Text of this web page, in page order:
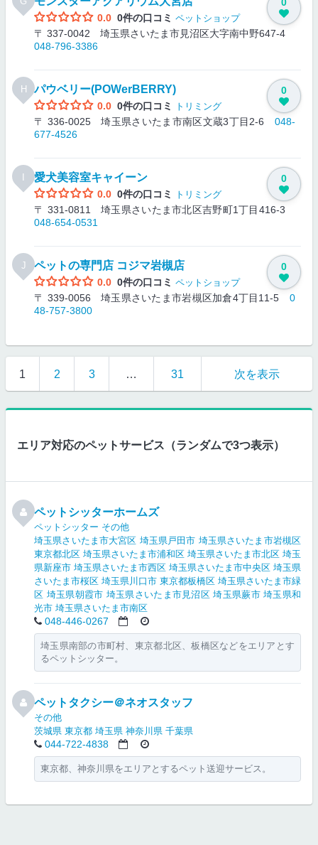
0.0 0件の口コミ ペットショップ
〒 337-0042 埼玉県さいたま市見沼区大字南中野647-4
048-796-3386
H パウベリー(POWerBERRY)
0.0 0件の口コミ トリミング
〒 336-0025 埼玉県さいたま市南区文蔵3丁目2-6 048-
677-4526
0
愛犬美容室キャイーン
0.0 0件の口コミ トリミング
〒 331-0811 埼玉県さいたま市北区吉野町1丁目416-3
048-654-0531
0
J ペットの専門店 コジマ岩槻店
0.0 0件の口コミ ペットショップ
〒 339-0056 埼玉県さいたま市岩槻区加倉4丁目11-5 0
48-757-3800
0
1 2 3 … 31 次を表示
エリア対応のペットサービス（ランダムで3つ表示）
ペットシッターホームズ
ペットシッター その他
埼玉県さいたま市大宮区 埼玉県戸田市 埼玉県さいたま市岩槻区
東京都北区 埼玉県さいたま市浦和区 埼玉県さいたま市北区 埼玉
県新座市 埼玉県さいたま市西区 埼玉県さいたま市中央区 埼玉県
さいたま市桜区 埼玉県川口市 東京都板橋区 埼玉県さいたま市緑
区 埼玉県朝霞市 埼玉県さいたま市見沼区 埼玉県蕨市 埼玉県和
光市 埼玉県さいたま市南区
048-446-0267
埼玉県南部の市町村、東京都北区、板橋区などをエリアとす
るペットシッター。
ペットタクシー＠ネオスタッフ
その他
茨城県 東京都 埼玉県 神奈川県 千葉県
044-722-4838
東京都、神奈川県をエリアとするペット送迎サービス。